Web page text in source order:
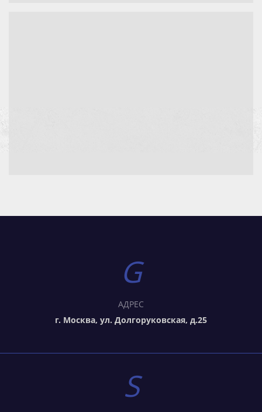
АДРЕС
г. Москва, ул. Долгоруковская, д.25